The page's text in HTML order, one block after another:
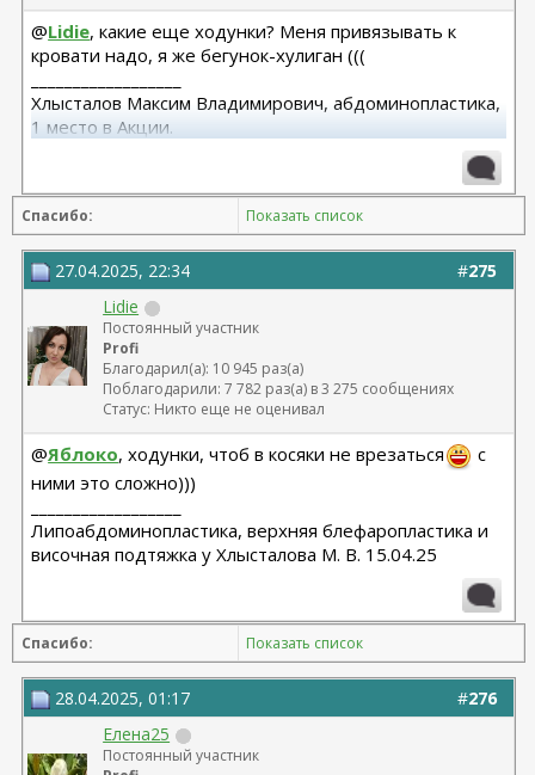
@Lidie, какие еще ходунки? Меня привязывать к
кровати надо, я же бегунок-хулиган (((
Хлысталов Максим Владимирович, абдоминопластика,
1 место в Акции.
Спасибо: Показать список
#275
27.04.2025, 22:34
Lidie
Постоянный участник
Profi
Благодарил(а): 10 945 раз(а)
Поблагодарили: 7 782 раз(а) в 3 275 сообщениях
Статус: Никто еще не оценивал
@Яблоко, ходунки, чтоб в косяки не врезаться
с
ними это сложно)))
Липоабдоминопластика, верхняя блефаропластика и
височная подтяжка у Хлысталова М. В. 15.04.25
Спасибо: Показать список
#276
28.04.2025, 01:17
Елена25
Постоянный участник